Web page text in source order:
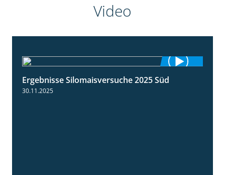
Video
Ergebnisse Silomaisversuche 2025 Süd
30.11.2025